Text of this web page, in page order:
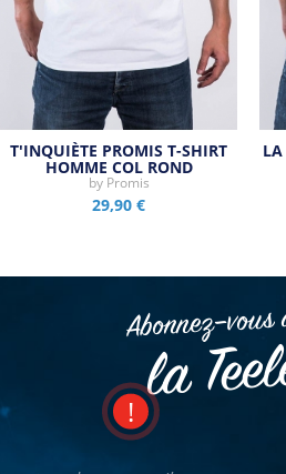
T'INQUIÈTE PROMIS T-SHIRT
HOMME COL ROND
by Promis
29,90 €
LA
Abonnez–vous
la